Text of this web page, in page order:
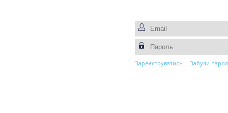
Зареєструватись Забули